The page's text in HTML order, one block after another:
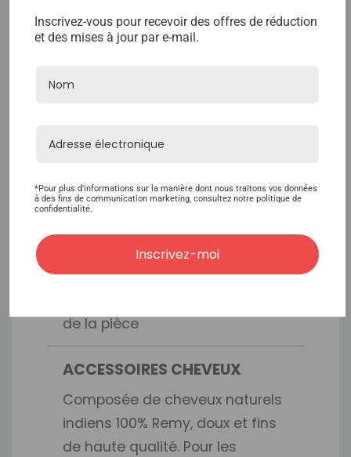
2,55 cm de dentelle française à
cheveux pour faire une racine
TAILLE
peut-être coupée jusqu'à 18x24
DENSITÉ
de la pièce
ACCESSOIRES CHEVEUX
Composée de cheveux naturels
indiens 100% Remy, doux et fins
de haute qualité. Pour les
Inscrivez-vous pour recevoir des offres de réduction
et des mises à jour par e-mail.
*Pour plus d'informations sur la manière dont nous traitons vos données
à des fins de communication marketing, consultez notre politique de
confidentialité.
Inscrivez-moi